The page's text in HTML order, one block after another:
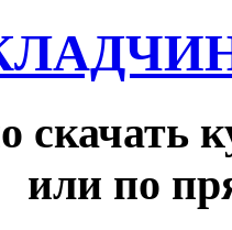
скачать
или по